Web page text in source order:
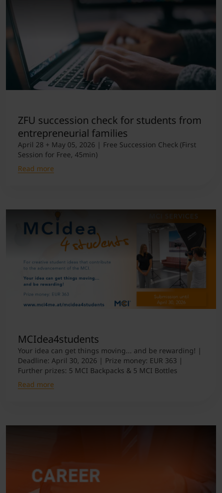
ZFU succession check for students from
entrepreneurial families
April 28 + May 05, 2026 | Free Succession Check (First
Session for Free, 45min)
Read more
MCIdea4students
Your idea can get things moving... and be rewarding! |
Deadline: April 30, 2026 | Prize money: EUR 363 |
Further prizes: 5 MCI Backpacks & 5 MCI Bottles
Read more